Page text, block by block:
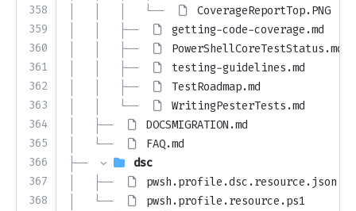
358
359
360
361
362
363
364
365
366
367
368
│   │   │   └──
CoverageReportTop.PNG
│   │   ├──
getting-code-coverage.md
│   │   ├──
PowerShellCoreTestStatus.md
│   │   ├──
testing-guidelines.md
│   │   ├──
TestRoadmap.md
│   │   └──
WritingPesterTests.md
│   ├──
DOCSMIGRATION.md
│   └──
FAQ.md
├──
dsc
│   ├──
pwsh.profile.dsc.resource.json
│   └──
pwsh.profile.resource.ps1